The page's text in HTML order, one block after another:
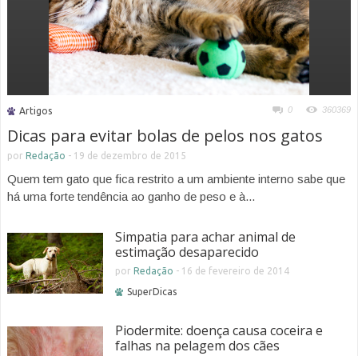
Artigos 0 360369
Dicas para evitar bolas de pelos nos gatos
por Redação - 19 de dezembro de 2015
Quem tem gato que fica restrito a um ambiente interno sabe que
há uma forte tendência ao ganho de peso e à...
Simpatia para achar animal de
estimação desaparecido
por Redação - 16 de fevereiro de 2014
SuperDicas
Piodermite: doença causa coceira e
falhas na pelagem dos cães